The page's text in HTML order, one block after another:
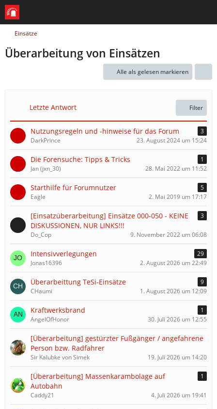
Einsätze
Überarbeitung von Einsätzen
Alle als gelesen markieren
Letzte Antwort Filter
Nutzungsregeln und -hinweise für das Forum
3
DarkPrince
23. August 2024 um 15:24
Die Forensuche: Tipps & Tricks
1
Jan (jxn_30)
28. Mai 2022 um 11:52
Starthilfe für Forumnutzer
5
Eagle
2. Mai 2019 um 17:17
[Einsatzüberarbeitung] Einsätze 000-050 - KEINE
DISKUSSIONEN, NUR LINKS!!!
3
Do_Cop 9. November 2022 um 06:08
Intensivverlegungen
29
Jonas16396
2. August 2026 um 22:49
Überarbeittung TeSi-Einsätze
9
CHaumi
1. August 2026 um 12:09
Kraftwerksbrand
1
AngelOfHonor
30. Juli 2026 um 12:55
[Überarbeitung] gestürzter Fußgänger / angefahrene
Person bzw. Radfahrer
Sir Kalubke von Simek 19. Juli 2026 um 14:20
[Überarbeitung] Massenkarambolage auf
Autobahn
1
Caddy21 4. Juli 2026 um 19:41